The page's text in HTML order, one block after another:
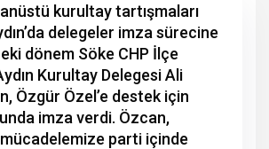
kurultay tartışmaları
delegeler imza sürecine
dönem Söke CHP İlçe
Kurultay Delegesi Ali
Özgür Özel’e destek için
imza verdi. Özcan,
parti içinde